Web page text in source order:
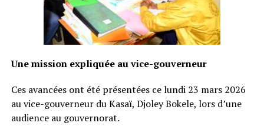
Une mission expliquée au vice-gouverneur
Ces avancées ont été présentées ce lundi 23 mars 2026
au vice-gouverneur du Kasaï, Djoley Bokele, lors d’une
audience au gouvernorat.